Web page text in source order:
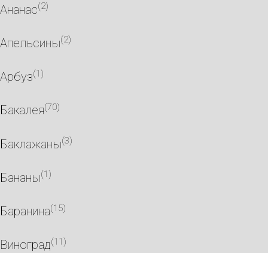
Ананас(2)
Апельсины(2)
Арбуз(1)
Бакалея(70)
Баклажаны(3)
Бананы(1)
Баранина(15)
Виноград(11)